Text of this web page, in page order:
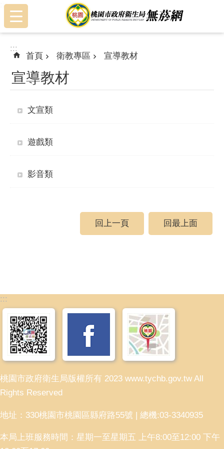
跳到主要內容區塊
:::
:::
首頁 衛教專區 宣導教材
宣導教材
文宣類
遊戲類
影音類
回上一頁 回最上面
:::
桃園市政府衛生局版權所有 2023 www.tychb.gov.tw All
Rights Reserved
地址：330桃園市桃園區縣府路55號 | 總機:03-3340935
本局上班服務時間：星期一至星期五 上午8:00至12:00 下午